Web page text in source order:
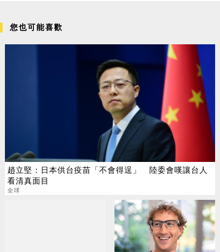
您也可能喜歡
趙立堅：日本供台疫苗「不會得逞」 陸委會嘆讓台人
看清真面目
全球